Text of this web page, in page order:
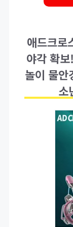
애드크로
야각 확
놀이 물안
소